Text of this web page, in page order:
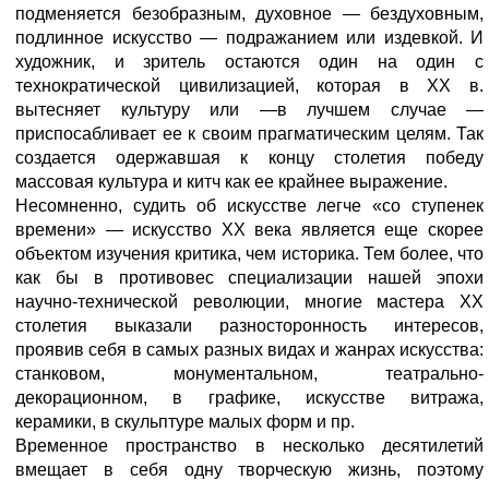
подменяется безобразным, духовное — бездуховным,
подлинное искусство — подражанием или издевкой. И
художник, и зритель остаются один на один с
технократической цивилизацией, которая в XX в.
вытесняет культуру или —в лучшем случае —
приспосабливает ее к своим прагматическим целям. Так
создается одержавшая к концу столетия победу
массовая культура и китч как ее крайнее выражение.
Несомненно, судить об искусстве легче «со ступенек
времени» — искусство XX века является еще скорее
объектом изучения критика, чем историка. Тем более, что
как бы в противовес специализации нашей эпохи
научно-технической революции, многие мастера XX
столетия выказали разносторонность интересов,
проявив себя в самых разных видах и жанрах искусства:
станковом, монументальном, театрально-
декорационном, в графике, искусстве витража,
керамики, в скульптуре малых форм и пр.
Временное пространство в несколько десятилетий
вмещает в себя одну творческую жизнь, поэтому